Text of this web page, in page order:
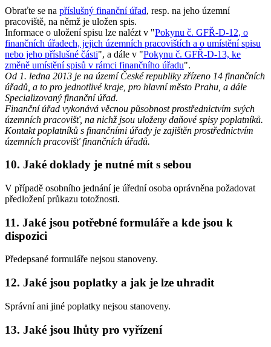
Obraťte se na příslušný finanční úřad, resp. na jeho územní
pracoviště, na němž je uložen spis.
Informace o uložení spisu lze nalézt v "Pokynu č. GFŘ-D-12, o
finančních úřadech, jejich územních pracovištích a o umístění spisu
nebo jeho příslušné části", a dále v "Pokynu č. GFŘ-D-13, ke
změně umístění spisů v rámci finančního úřadu".
Od 1. ledna 2013 je na území České republiky zřízeno 14 finančních
úřadů, a to pro jednotlivé kraje, pro hlavní město Prahu, a dále
Specializovaný finanční úřad.
Finanční úřad vykonává věcnou působnost prostřednictvím svých
územních pracovišť, na nichž jsou uloženy daňové spisy poplatníků.
Kontakt poplatníků s finančními úřady je zajištěn prostřednictvím
územních pracovišť finančních úřadů.
10. Jaké doklady je nutné mít s sebou
V případě osobního jednání je úřední osoba oprávněna požadovat
předložení průkazu totožnosti.
11. Jaké jsou potřebné formuláře a kde jsou k
dispozici
Předepsané formuláře nejsou stanoveny.
12. Jaké jsou poplatky a jak je lze uhradit
Správní ani jiné poplatky nejsou stanoveny.
13. Jaké jsou lhůty pro vyřízení